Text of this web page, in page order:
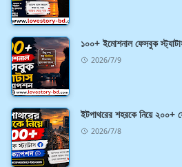
১০০+ ইমোশনাল ফেসবুক
2026/7/9
ইটপাথরের শহরকে নিয়ে ২০০+
2026/7/8